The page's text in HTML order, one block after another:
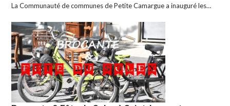
La Communauté de communes de Petite Camargue a inauguré les…